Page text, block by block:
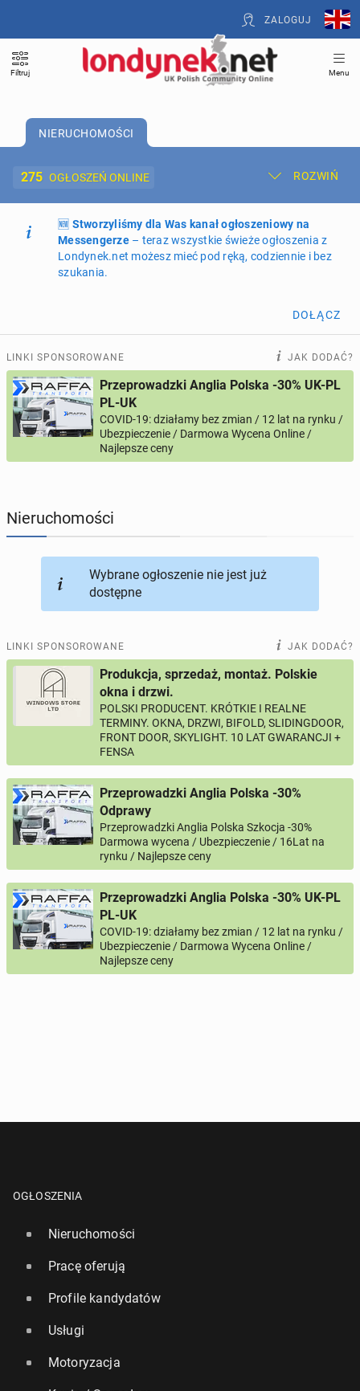
ZALOGUJ
Filtruj Menu
NIERUCHOMOŚCI
275 OGŁOSZEŃ ONLINE ROZWIŃ
Dodaj ogłoszenie Moje ogłoszenia
Oferta i cennik ogłoszeń
ogłoszenia online
PROFILE KANDYDATÓW 305 profili online
USŁUGI 166ogłoszeń online
KUPIĘ & SPRZEDAM
🆕 Stworzyliśmy dla Was kanał ogłoszeniowy na
Messengerze– teraz wszystkie świeże ogłoszenia z
Londynek.net możesz mieć pod ręką, codziennie i bez
szukania.
DOŁĄCZ
LINKI SPONSOROWANE JAK DODAĆ?
Przeprowadzki Anglia Polska -30% UK-PL
PL-UK
COVID-19: działamy bez zmian / 12 lat na rynku /
Ubezpieczenie / Darmowa Wycena Online /
Najlepsze ceny
Nieruchomości
Wybrane ogłoszenie nie jest już
dostępne
LINKI SPONSOROWANE JAK DODAĆ?
Produkcja, sprzedaż, montaż. Polskie
okna i drzwi.
POLSKI PRODUCENT. KRÓTKIE I REALNE
TERMINY. OKNA, DRZWI, BIFOLD, SLIDINGDOOR,
FRONT DOOR, SKYLIGHT. 10 LAT GWARANCJI +
FENSA
Przeprowadzki Anglia Polska -30%
Odprawy
Przeprowadzki Anglia Polska Szkocja -30%
Darmowa wycena / Ubezpieczenie / 16Lat na
rynku / Najlepsze ceny
Przeprowadzki Anglia Polska -30% UK-PL
PL-UK
COVID-19: działamy bez zmian / 12 lat na rynku /
Ubezpieczenie / Darmowa Wycena Online /
Najlepsze ceny
OGŁOSZENIA
Nieruchomości
Pracę oferują
Profile kandydatów
Usługi
Motoryzacja